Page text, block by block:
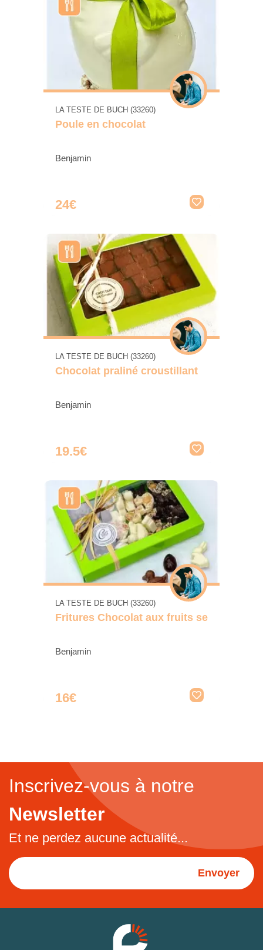
LA TESTE DE BUCH (33260)
Poule en chocolat
Benjamin
24€
LA TESTE DE BUCH (33260)
Chocolat praliné croustillant
Benjamin
19.5€
LA TESTE DE BUCH (33260)
Fritures Chocolat aux fruits se
Benjamin
16€
Inscrivez-vous à notre
Newsletter
Et ne perdez aucune actualité...
Envoyer